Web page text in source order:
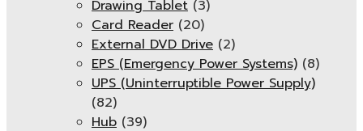
Drawing Tablet (3)
Card Reader (20)
External DVD Drive (2)
EPS (Emergency Power Systems) (8)
UPS (Uninterruptible Power Supply)
(82)
Hub (39)